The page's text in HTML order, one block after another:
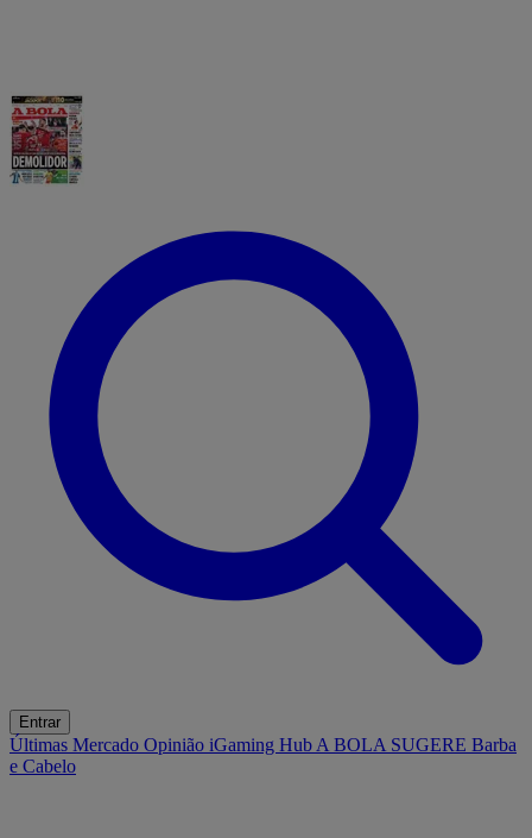
Entrar
Últimas Mercado Opinião iGaming Hub A BOLA SUGERE Barba
e Cabelo